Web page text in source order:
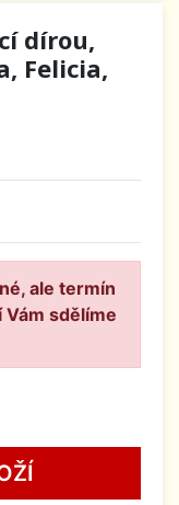
dírou,
Felicia,
ale termín
sdělíme